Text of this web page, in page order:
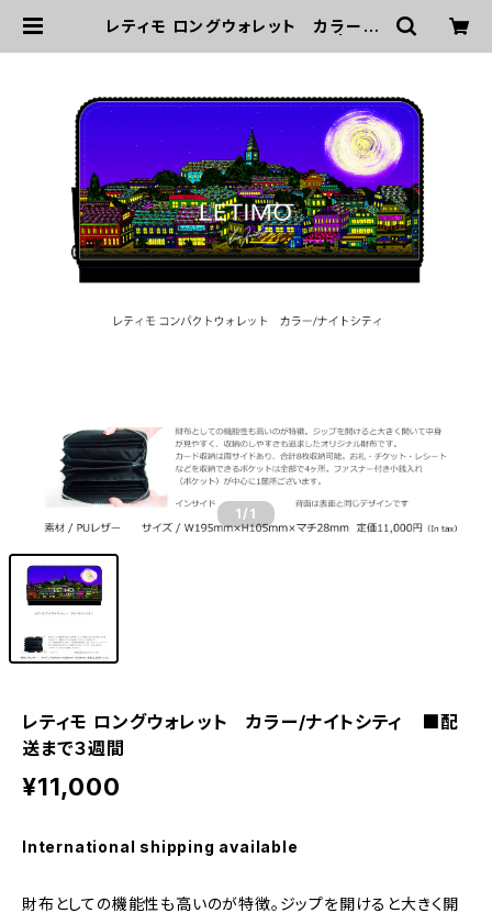
レティモ ロングウォレット カラー/ナ
1 /1
レティモ ロングウォレット カラー/ナイトシティ ■配
送まで３週間
¥11,000
International shipping available
財布としての機能性も高いのが特徴。ジップを開けると大きく開